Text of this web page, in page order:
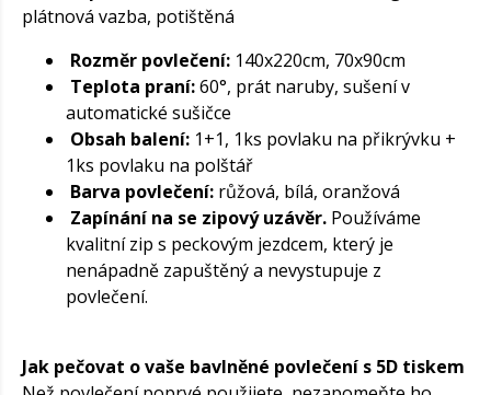
plátnová vazba, potištěná
Rozměr povlečení: 140x220cm, 70x90cm
Teplota praní:60°, prát naruby, sušení v
automatické sušičce
Obsah balení: 1+1, 1ks povlaku na přikrývku +
1ks povlaku na polštář
Barva povlečení: růžová, bílá, oranžová
Zapínání na se zipový uzávěr. Používáme
kvalitní zip s peckovým jezdcem, který je
nenápadně zapuštěný a nevystupuje z
povlečení.
Jak pečovat o vaše bavlněné povlečení s 5D tiskem